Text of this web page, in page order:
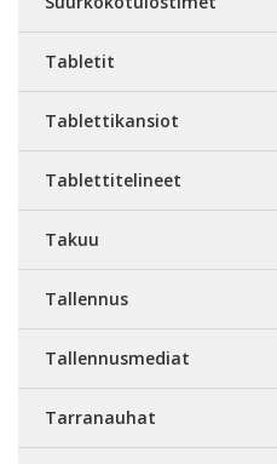
Tabletit
Tablettikansiot
Tablettitelineet
Takuu
Tallennus
Tallennusmediat
Tarranauhat